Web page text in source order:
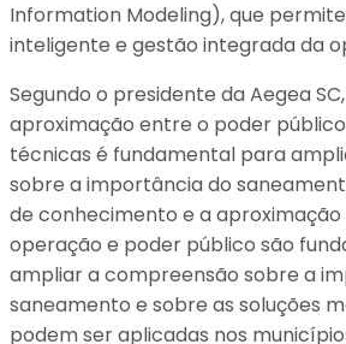
Information Modeling), que
inteligente e gestão integrada da
Segundo o presidente da Aegea
aproximação entre o poder
técnicas é fundamental para
sobre a importância do
de conhecimento e a
operação e poder público são
ampliar a compreensão sobre a
saneamento e sobre as soluções
podem ser aplicadas nos